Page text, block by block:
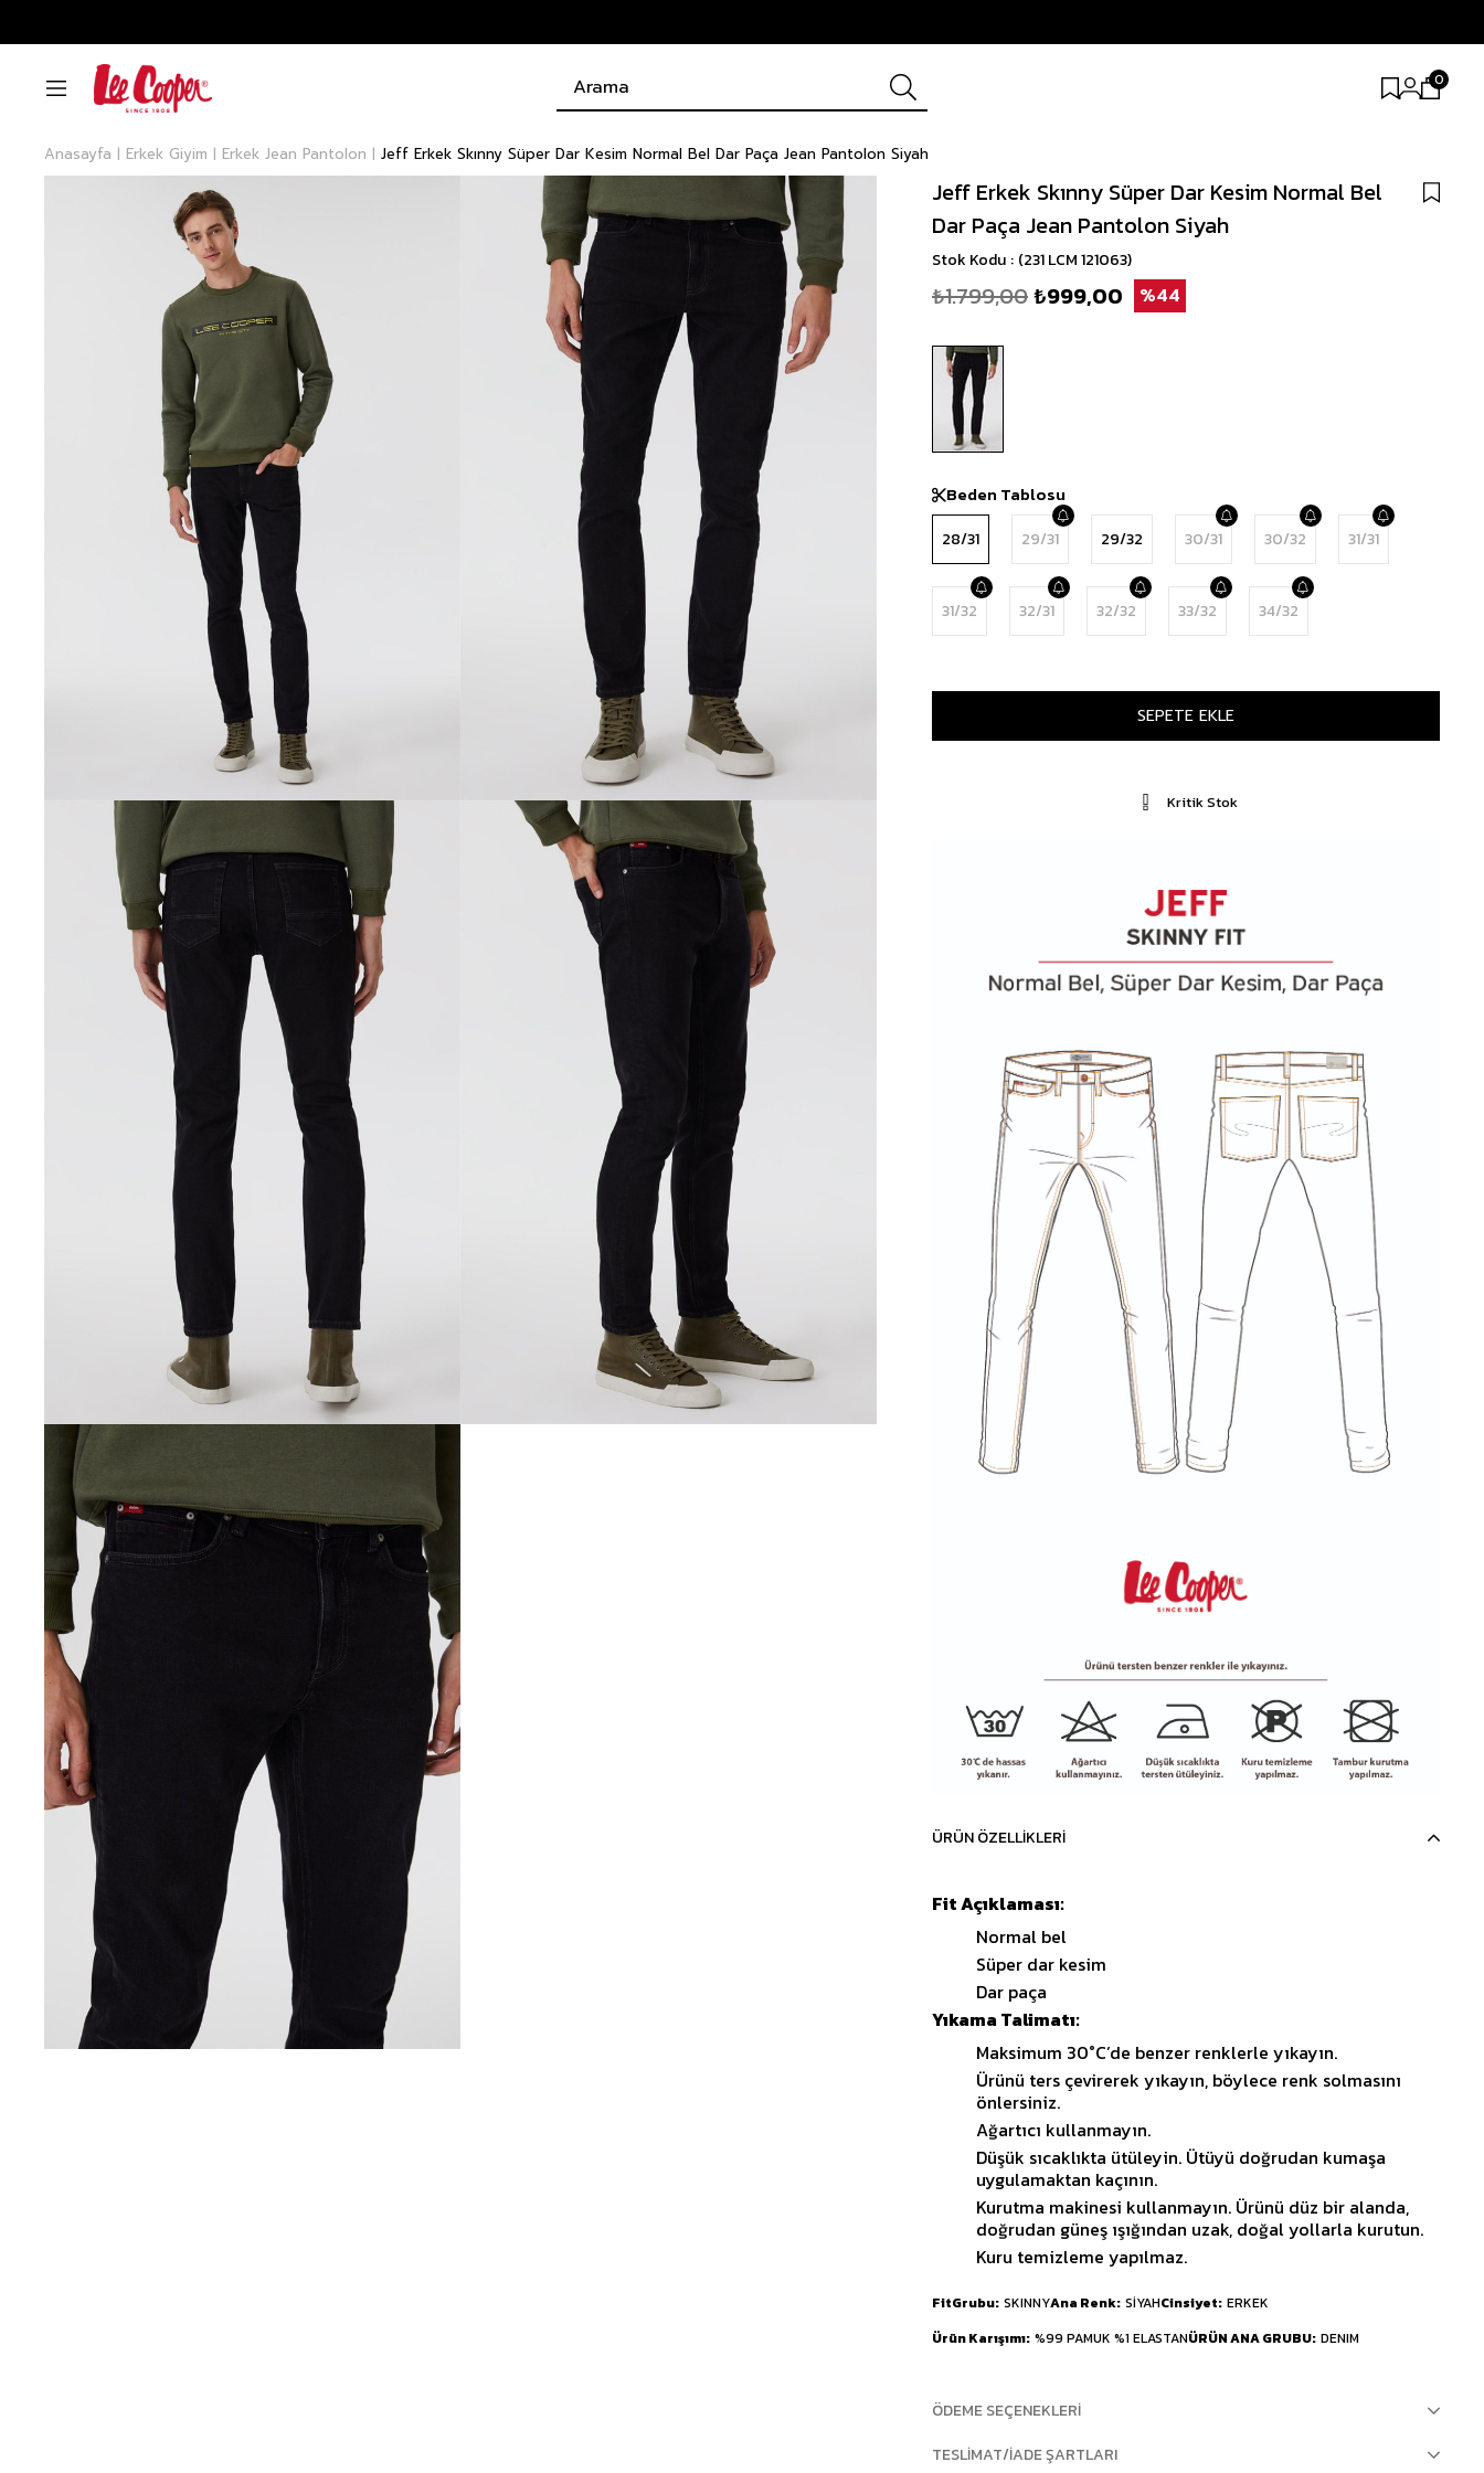
0
Anasayfa Erkek Giyim Erkek Jean Pantolon Jeff Erkek Skınny Süper Dar Kesim Normal Bel Dar Paça Jean Pantolon Siyah
Jeff Erkek Skınny Süper Dar Kesim Normal Bel
Dar Paça Jean Pantolon Siyah
Stok Kodu (231 LCM 121063)
₺1.799,00₺999,00 44
Beden Tablosu
28/31 29/31 29/32 30/31 30/32 31/31
31/32 32/31 32/32 33/32 34/32
Kritik Stok
ÜRÜN ÖZELLIKLERI
Fit Açıklaması:
Normal bel
Süper dar kesim
Dar paça
Yıkama Talimatı:
Maksimum 30°C’de benzer renklerle yıkayın.
Ürünü ters çevirerek yıkayın, böylece renk solmasını
önlersiniz.
Ağartıcı kullanmayın.
Düşük sıcaklıkta ütüleyin. Ütüyü doğrudan kumaşa
uygulamaktan kaçının.
Kurutma makinesi kullanmayın. Ürünü düz bir alanda,
doğrudan güneş ışığından uzak, doğal yollarla kurutun.
Kuru temizleme yapılmaz.
FitGrubu SKINNYAna Renk SİYAHCinsiyet ERKEK
Ürün Karışımı %99 PAMUK %1 ELASTANÜRÜN ANA GRUBU DENIM
ÖDEME SEÇENEKLERI
TESLIMAT/İADE ŞARTLARI